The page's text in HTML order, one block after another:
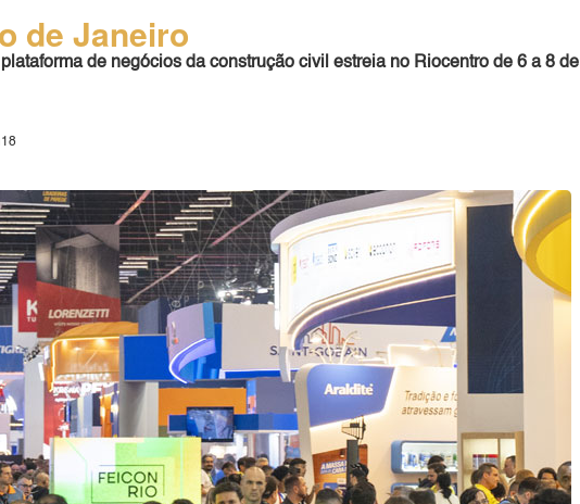
de Janeiro
de negócios da construção civil estreia no Riocentro de 6 a 8 de